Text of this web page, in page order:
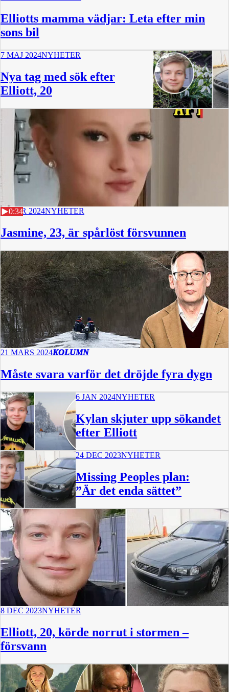
Elliotts mamma vädjar: Leta efter min
sons bil
7 MAJ 2024NYHETER
Nya tag med sök efter
Elliott, 20
0:34
22 APR 2024NYHETER
Jasmine, 23, är spårlöst försvunnen
21 MARS 2024KOLUMN
Måste svara varför det dröjde fyra dygn
6 JAN 2024NYHETER
Kylan skjuter upp sökandet
efter Elliott
24 DEC 2023NYHETER
Missing Peoples plan:
”Är det enda sättet”
8 DEC 2023NYHETER
Elliott, 20, körde norrut i stormen –
försvann